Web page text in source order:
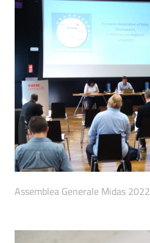
Assemblea Generale Midas 2022